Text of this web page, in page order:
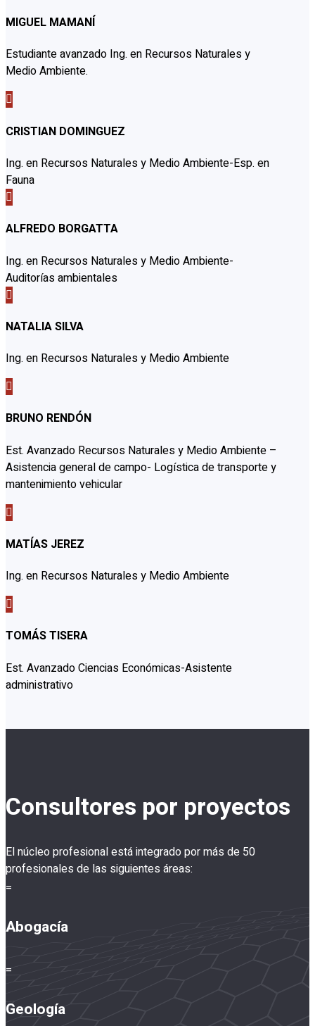
MIGUEL MAMANÍ
Estudiante avanzado Ing. en Recursos Naturales y
Medio Ambiente.

CRISTIAN DOMINGUEZ
Ing. en Recursos Naturales y Medio Ambiente-Esp. en
Fauna

ALFREDO BORGATTA
Ing. en Recursos Naturales y Medio Ambiente-
Auditorías ambientales

NATALIA SILVA
Ing. en Recursos Naturales y Medio Ambiente

BRUNO RENDÓN
Est. Avanzado Recursos Naturales y Medio Ambiente –
Asistencia general de campo- Logística de transporte y
mantenimiento vehicular

MATÍAS JEREZ
Ing. en Recursos Naturales y Medio Ambiente

TOMÁS TISERA
Est. Avanzado Ciencias Económicas-Asistente
administrativo
Consultores por proyectos
El núcleo profesional está integrado por más de 50
profesionales de las siguientes áreas:
=
Abogacía
=
Geología